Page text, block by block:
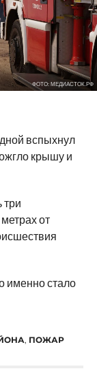
ФОТО: МЕДИАСТОК.РФ
вспыхнул
крышу и
три
от
именно стало
, ПОЖАР